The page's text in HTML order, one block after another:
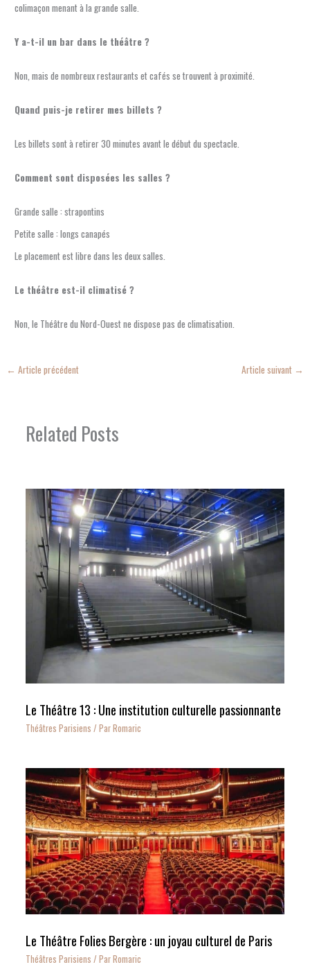
colimaçon menant à la grande salle.
Y a-t-il un bar dans le théâtre ?
Non, mais de nombreux restaurants et cafés se trouvent à proximité.
Quand puis-je retirer mes billets ?
Les billets sont à retirer 30 minutes avant le début du spectacle.
Comment sont disposées les salles ?
Grande salle : strapontins
Petite salle : longs canapés
Le placement est libre dans les deux salles.
Le théâtre est-il climatisé ?
Non, le Théâtre du Nord-Ouest ne dispose pas de climatisation.
← Article précédent Article suivant →
Related Posts
Le Théâtre 13 : Une institution culturelle passionnante
Théâtres Parisiens / ParRomaric
Le Théâtre Folies Bergère : un joyau culturel de Paris
Théâtres Parisiens / ParRomaric